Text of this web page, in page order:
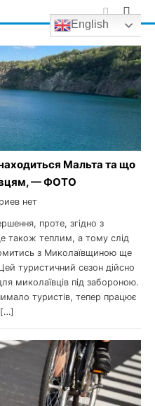
Мальта та що
— ФОТО
нет
проте, згідно з
також теплим, а тому слід
з Миколаївщиною ще
туристичний сезон дійсно
миколаївців під забороною.
туристів, тепер працює
[…]
English